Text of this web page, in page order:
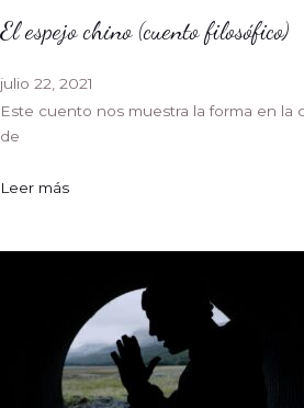
El espejo chino (cuento filosófico)
julio 22, 2021
Este cuento nos muestra la forma en la
de
Leer más